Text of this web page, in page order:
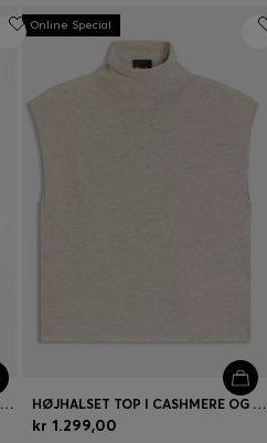
FLARED FIT JEANS I MØRKEBLÅ DENIM MED STRÆK
Online Special
HØJHALSET TOP I CASHMERE OG NY ULD
kr 1.299,00